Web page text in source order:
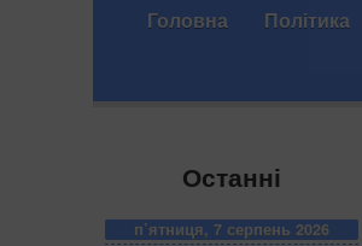
Головна Політика
Останні
п’ятниця, 7 серпень 2026